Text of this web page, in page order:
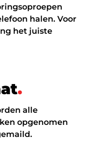
halen. Voor
het juiste
at.
alle
opgenomen